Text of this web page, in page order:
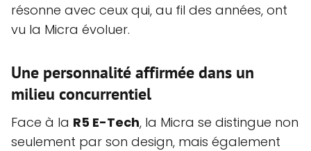
résonne avec ceux qui, au fil des années, ont
vu la Micra évoluer.
Une personnalité affirmée dans un
milieu concurrentiel
Face à la R5 E-Tech, la Micra se distingue non
seulement par son design, mais également